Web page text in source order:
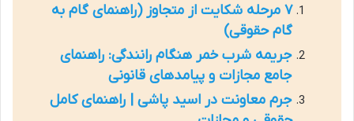
۷ مرحله شکایت از متجاوز (راهنمای گام به
گام حقوقی)
جریمه شرب خمر هنگام رانندگی: راهنمای
جامع مجازات و پیامدهای قانونی
جرم معاونت در اسید پاشی | راهنمای کامل